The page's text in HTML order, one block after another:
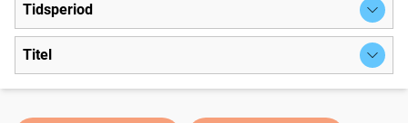
Tidsperiod
Titel